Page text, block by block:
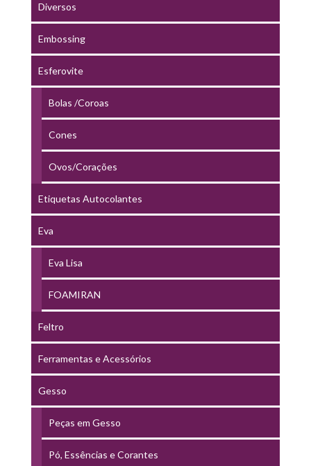
Diversos
Embossing
Esferovite
Bolas /Coroas
Cones
Ovos/Corações
Etiquetas Autocolantes
Eva
Eva Lisa
FOAMIRAN
Feltro
Ferramentas e Acessórios
Gesso
Peças em Gesso
Pó, Essências e Corantes